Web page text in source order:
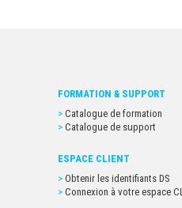
FORMATION & SUPPORT
Catalogue de formation
Catalogue de support
ESPACE CLIENT
Obtenir les identifiants DS
Connexion à votre espace